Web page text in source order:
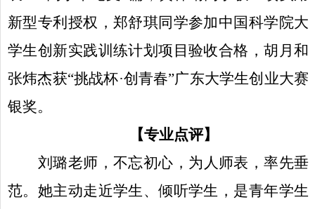
新型专利授权，郑舒琪同学参加中国科学院大
学生创新实践训练计划项目验收合格，胡月和
张炜杰获“挑战杯·创青春”广东大学生创业大赛
银奖。
【专业点评】
刘璐老师，不忘初心，为人师表，率先垂
范。她主动走近学生、倾听学生，是青年学生